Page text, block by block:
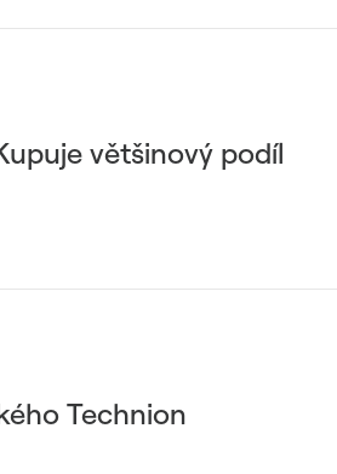
většinový podíl
Technion